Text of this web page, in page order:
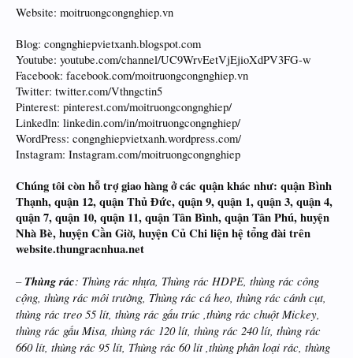
Website: moitruongcongnghiep.vn
Blog: congnghiepvietxanh.blogspot.com
Youtube: youtube.com/channel/UC9WrvEetVjEjioXdPV3FG-w
Facebook: facebook.com/moitruongcongnghiep.vn
Twitter: twitter.com/Vthngctin5
Pinterest: pinterest.com/moitruongcongnghiep/
Linkedln: linkedin.com/in/moitruongcongnghiep/
WordPress: congnghiepvietxanh.wordpress.com/
Instagram: Instagram.com/moitruongcongnghiep
Chúng tôi còn hỗ trợ giao hàng ở các quận khác như: quận Bình
Thạnh, quận 12, quận Thủ Đức, quận 9, quận 1, quận 3, quận 4,
quận 7, quận 10, quận 11, quận Tân Bình, quận Tân Phú, huyện
Nhà Bè, huyện Cần Giờ, huyện Củ Chi liện hệ tổng đài trên
website.thungracnhua.net
– Thùng rác: Thùng rác nhựa, Thùng rác HDPE, thùng rác công
cộng, thùng rác môi trường, Thùng rác cá heo, thùng rác cánh cụt,
thùng rác treo 55 lít, thùng rác gấu trúc ,thùng rác chuột Mickey,
thùng rác gấu Misa, thùng rác 120 lít, thùng rác 240 lít, thùng rác
660 lít, thùng rác 95 lít, Thùng rác 60 lít ,thùng phân loại rác, thùng